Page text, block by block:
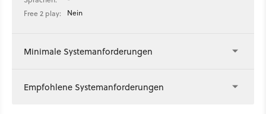
Free 2 play:
Nein
Minimale Systemanforderungen
Empfohlene Systemanforderungen